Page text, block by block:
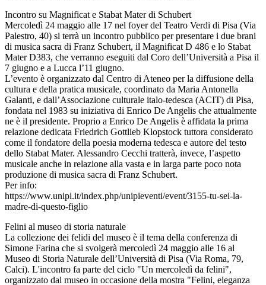
Incontro su Magnificat e Stabat Mater di Schubert
Mercoledì 24 maggio alle 17 nel foyer del Teatro Verdi di Pisa (Via
Palestro, 40) si terrà un incontro pubblico per presentare i due brani
di musica sacra di Franz Schubert, il Magnificat D 486 e lo Stabat
Mater D383, che verranno eseguiti dal Coro dell’Università a Pisa il
7 giugno e a Lucca l’11 giugno.
L’evento è organizzato dal Centro di Ateneo per la diffusione della
cultura e della pratica musicale, coordinato da Maria Antonella
Galanti, e dall’Associazione culturale italo-tedesca (ACIT) di Pisa,
fondata nel 1983 su iniziativa di Enrico De Angelis che attualmente
ne è il presidente. Proprio a Enrico De Angelis è affidata la prima
relazione dedicata Friedrich Gottlieb Klopstock tuttora considerato
come il fondatore della poesia moderna tedesca e autore del testo
dello Stabat Mater. Alessandro Cecchi tratterà, invece, l’aspetto
musicale anche in relazione alla vasta e in larga parte poco nota
produzione di musica sacra di Franz Schubert.
Per info:
https://www.unipi.it/index.php/unipieventi/event/3155-tu-sei-la-
madre-di-questo-figlio
Felini al museo di storia naturale
La collezione dei felidi del museo è il tema della conferenza di
Simone Farina che si svolgerà mercoledì 24 maggio alle 16 al
Museo di Storia Naturale dell’Università di Pisa (Via Roma, 79,
Calci). L'incontro fa parte del ciclo "Un mercoledì da felini",
organizzato dal museo in occasione della mostra "Felini, eleganza